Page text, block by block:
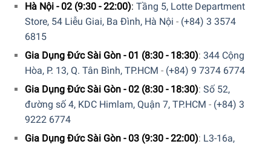
Hà Nội - 02 (9:30 - 22:00): Tầng 5, Lotte Department
Store, 54 Liễu Giai, Ba Đình, Hà Nội - (+84) 3 3574
6815
Gia Dụng Đức Sài Gòn - 01 (8:30 - 18:30): 344 Cộng
Hòa, P. 13, Q. Tân Bình, TP.HCM - (+84) 9 7374 6774
Gia Dụng Đức Sài Gòn - 02 (8:30 - 18:30): Số 52,
đường số 4, KDC Himlam, Quận 7, TP.HCM - (+84) 3
9222 6774
Gia Dụng Đức Sài Gòn - 03 (9:30 - 22:00): L3-16a,